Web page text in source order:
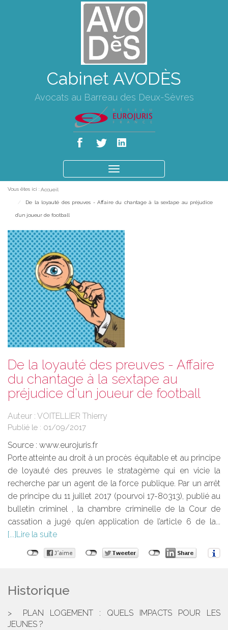
Cabinet AVODÈS
Avocats au Barreau des Deux-Sèvres
le
Vous êtes ici : Accueil
De la loyauté des preuves - Affaire du chantage à la sextape au préjudice
d'un joueur de football
De la loyauté des preuves - Affaire
du chantage à la sextape au
préjudice d'un joueur de football
Auteur : VOITELLIER Thierry
Publié le : 01/09/2017
Source : www.eurojuris.fr
Porte atteinte au droit à un procès équitable et au principe
de loyauté des preuves le stratagème qui en vicie la
recherche par un agent de la force publique. Par un arrêt
de principe du 11 juillet 2017 (pourvoi 17-80313), publié au
bulletin criminel , la chambre criminelle de la Cour de
cassation a jugé qu’en application de l’article 6 de la...
Lire la suite
Historique
PLAN LOGEMENT : QUELS IMPACTS POUR LES
JEUNES ?